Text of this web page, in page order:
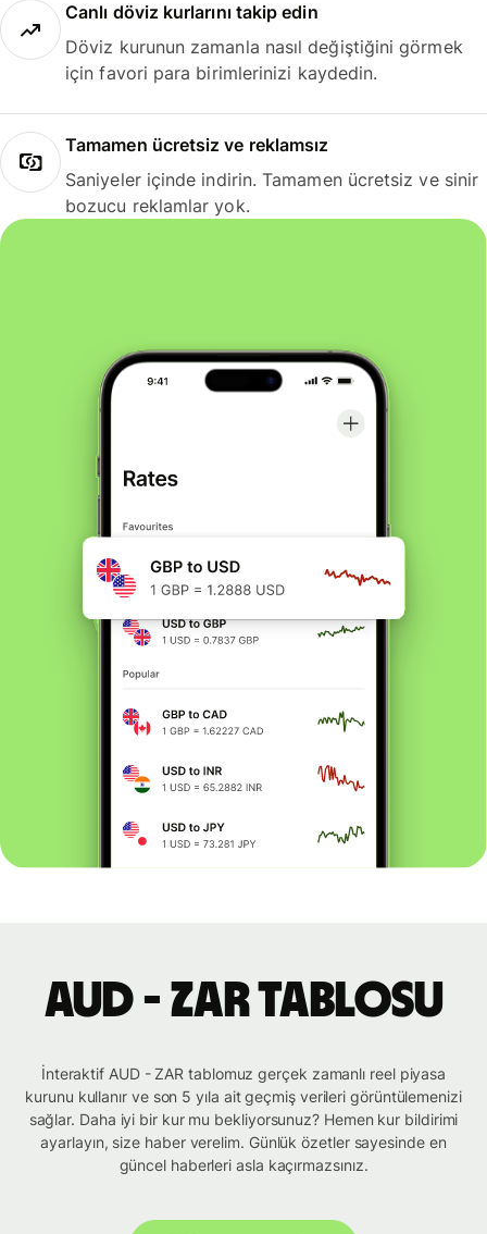
Canlı döviz kurlarını takip edin
Döviz kurunun zamanla nasıl değiştiğini görmek
için favori para birimlerinizi kaydedin.
Tamamen ücretsiz ve reklamsız
Saniyeler içinde indirin. Tamamen ücretsiz ve sinir
bozucu reklamlar yok.
AUD - ZAR tablosu
İnteraktif AUD - ZAR tablomuz gerçek zamanlı reel piyasa
kurunu kullanır ve son 5 yıla ait geçmiş verileri görüntülemenizi
sağlar. Daha iyi bir kur mu bekliyorsunuz? Hemen kur bildirimi
ayarlayın, size haber verelim. Günlük özetler sayesinde en
güncel haberleri asla kaçırmazsınız.